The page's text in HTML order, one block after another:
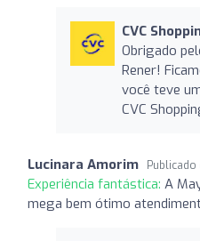
CVC
Obrigado
Rener!
você teve
CVC
Lucinara Amorim Publicado
Experiência fantástica: A
mega bem ótimo